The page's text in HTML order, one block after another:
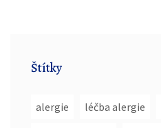
Štítky
alergie léčba alergie